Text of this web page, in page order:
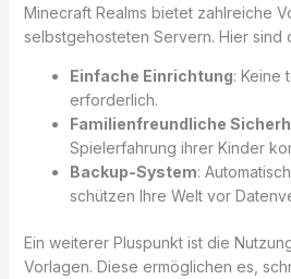
Minecraft Realms bietet zahlreiche
selbstgehosteten Servern. Hier sind
Einfache Einrichtung: Keine
erforderlich.
Familienfreundliche
Spielerfahrung ihrer Kinder
Backup-System:
schützen Ihre Welt vor
Ein weiterer Pluspunkt ist die
Vorlagen. Diese ermöglichen es,